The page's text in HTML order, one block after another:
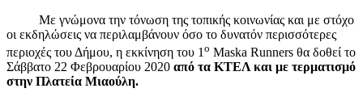
Με γνώμονα την τόνωση της τοπικής κοινωνίας και με στόχο
οι εκδηλώσεις να περιλαμβάνουν όσο το δυνατόν περισσότερες
περιοχές του Δήμου, η εκκίνηση του 1 ο Maska Runners θα δοθεί το
Σάββατο 22 Φεβρουαρίου 2020 από τα ΚΤΕΛ και με τερματισμό
στην Πλατεία Μιαούλη.